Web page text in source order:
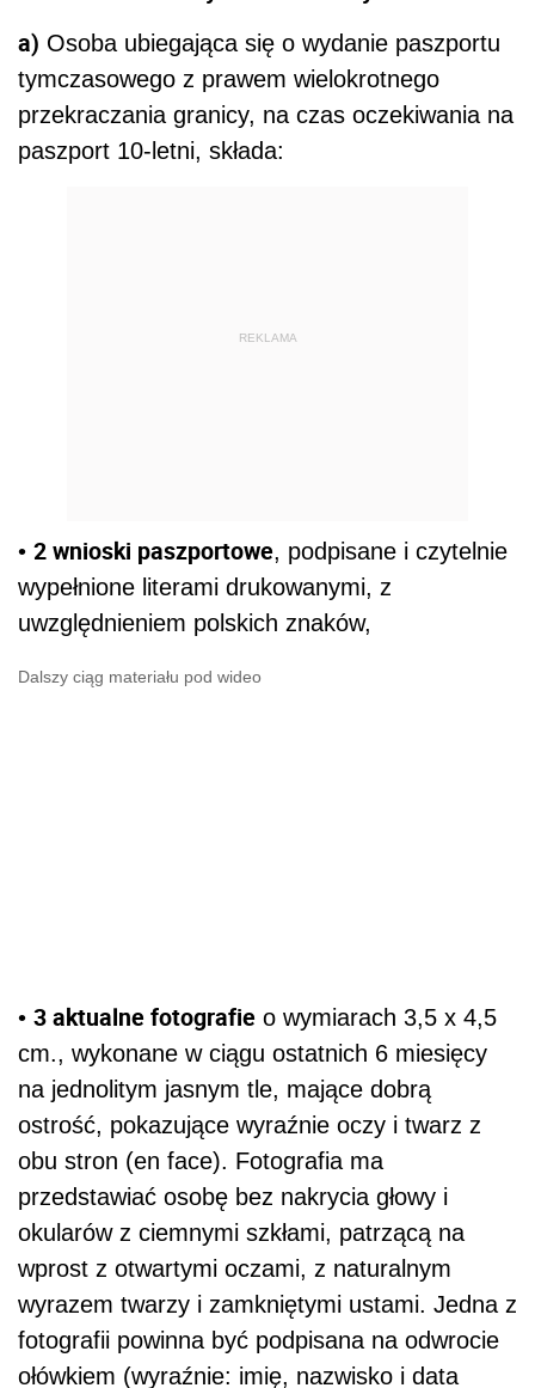
a) Osoba ubiegająca się o wydanie paszportu
tymczasowego z prawem wielokrotnego
przekraczania granicy, na czas oczekiwania na
paszport 10-letni, składa:
REKLAMA
• 2 wnioski paszportowe, podpisane i czytelnie
wypełnione literami drukowanymi, z
uwzględnieniem polskich znaków,
Dalszy ciąg materiału pod wideo
• 3 aktualne fotografie o wymiarach 3,5 x 4,5
cm., wykonane w ciągu ostatnich 6 miesięcy
na jednolitym jasnym tle, mające dobrą
ostrość, pokazujące wyraźnie oczy i twarz z
obu stron (en face). Fotografia ma
przedstawiać osobę bez nakrycia głowy i
okularów z ciemnymi szkłami, patrzącą na
wprost z otwartymi oczami, z naturalnym
wyrazem twarzy i zamkniętymi ustami. Jedna z
fotografii powinna być podpisana na odwrocie
ołówkiem (wyraźnie: imię, nazwisko i data